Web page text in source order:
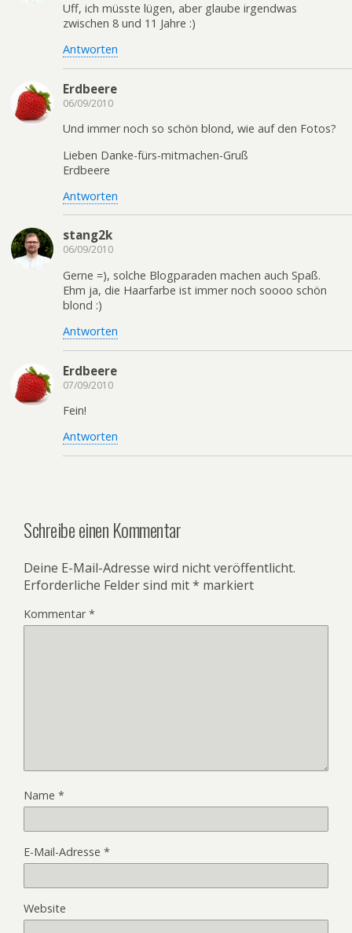
Uff, ich müsste lügen, aber glaube irgendwas
zwischen 8 und 11 Jahre :)
Antworten
Erdbeere
06/09/2010
Und immer noch so schön blond, wie auf den Fotos?
Lieben Danke-fürs-mitmachen-Gruß
Erdbeere
Antworten
stang2k
06/09/2010
Gerne =), solche Blogparaden machen auch Spaß.
Ehm ja, die Haarfarbe ist immer noch soooo schön
blond :)
Antworten
Erdbeere
07/09/2010
Fein!
Antworten
Schreibe einen Kommentar
Deine E-Mail-Adresse wird nicht veröffentlicht.
Erforderliche Felder sind mit* markiert
Kommentar*
Name *
E-Mail-Adresse *
Website